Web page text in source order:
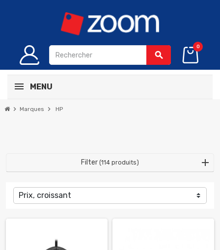
search
0
MENU
chevron_right Marques chevron_right HP
Filter (114 produits)
Prix, croissant